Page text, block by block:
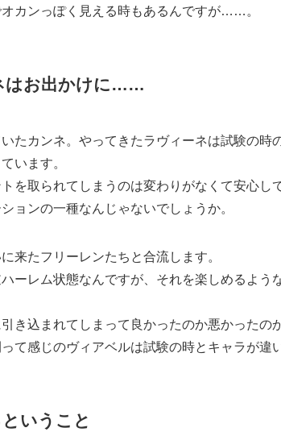
カンっぽく見える時もあるんですが……。
はお出かけに……
たカンネ。やってきたラヴィーネは試験の時
います。
を取られてしまうのは変わりがなくて安心し
ョンの一種なんじゃないでしょうか。
来たフリーレンたちと合流します。
ーレム状態なんですが、それを楽しめるよう
き込まれてしまって良かったのか悪かったのか
て感じのヴィアベルは試験の時とキャラが違
いうこと